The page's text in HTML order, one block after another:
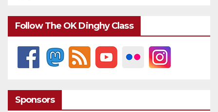
Follow The OK Dinghy Class
Sponsors